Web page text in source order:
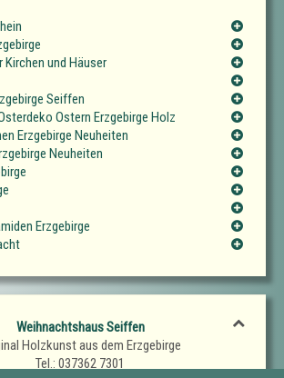
Kirchen und Häuser
Seiffen
Ostern Erzgebirge Holz
Erzgebirge Neuheiten
Neuheiten
Erzgebirge
Weihnachtshaus Seiffen
Holzkunst aus dem Erzgebirge
Tel.: 037362 7301